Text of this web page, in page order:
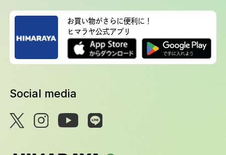
お買い物がさらに便利に！
ヒマラヤ公式アプリ
Social media